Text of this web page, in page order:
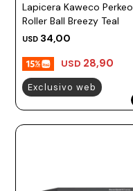
Lapicera Kaweco Perkeo
Roller Ball Breezy Teal
USD 34,00
USD 28,90
Exclusivo web